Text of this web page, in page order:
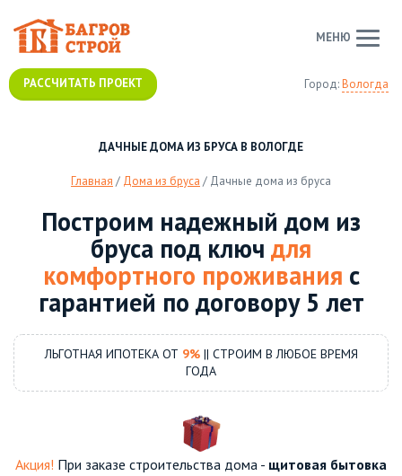
Город:Вологда
РАССЧИТАТЬ ПРОЕКТ
МЕНЮ
ДАЧНЫЕ ДОМА ИЗ БРУСА В ВОЛОГДЕ
Главная / Дома из бруса / Дачные дома из бруса
Построим надежный дом из
бруса под ключ для
комфортного проживания с
гарантией по договору 5 лет
ЛЬГОТНАЯ ИПОТЕКА ОТ 9%|| СТРОИМ В ЛЮБОЕ ВРЕМЯ
ГОДА
Акция! При заказе строительства дома - щитовая бытовка